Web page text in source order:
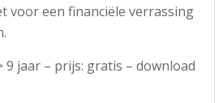
voor een financiële verrassing
9 jaar – prijs: gratis – download